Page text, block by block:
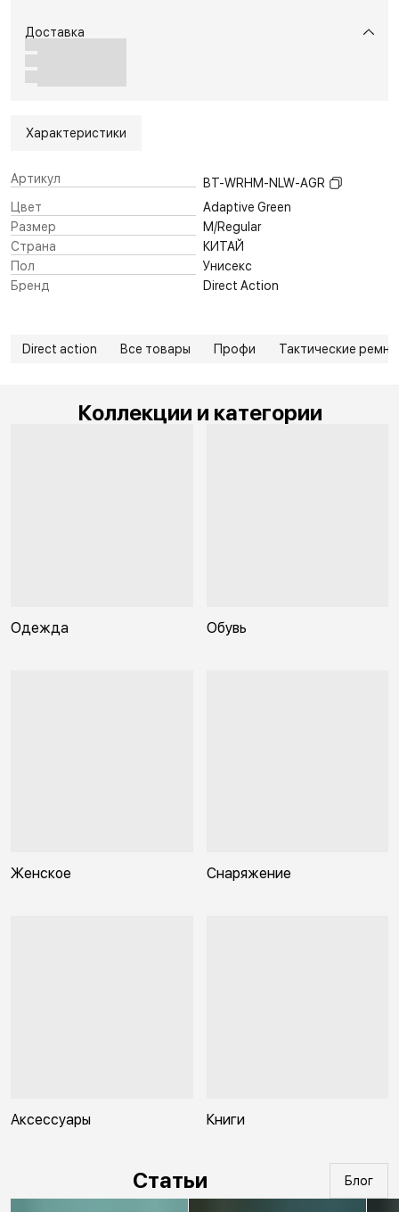
Доставка
Характеристики
Артикул
BT-WRHM-NLW-AGR
Цвет
Adaptive Green
Размер
M/Regular
Страна
КИТАЙ
Пол
Унисекс
Бренд
Direct Action
Direct action Все товары Профи Тактические ремни
Коллекции и категории
Одежда Обувь
Женское Снаряжение
Аксессуары Книги
Статьи Блог